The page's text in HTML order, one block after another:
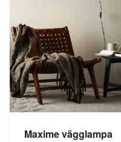
Maxime vägglampa